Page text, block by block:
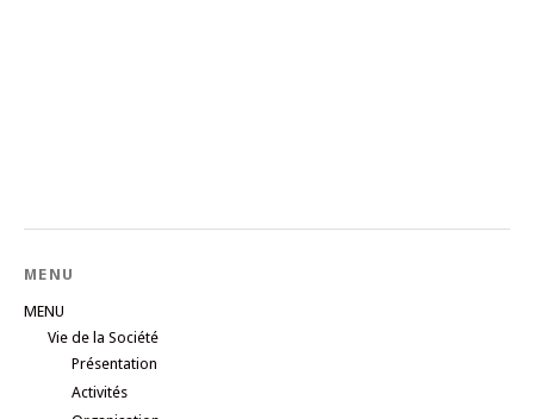
MENU
MENU
Vie de la Société
Présentation
Activités